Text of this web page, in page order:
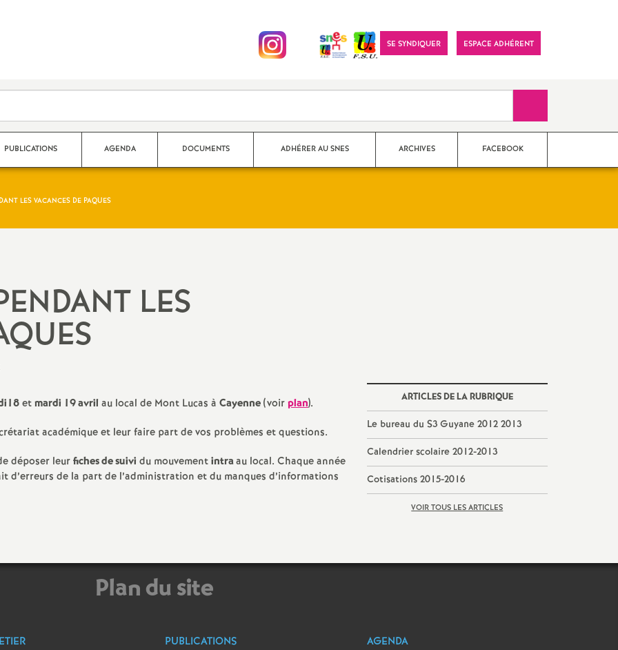
Visitez
notre
SE SYNDIQUER ESPACE ADHÉRENT
PUBLICATIONS AGENDA DOCUMENTS ADHÉRER AU SNES ARCHIVES
2012
2013
2014
FACEBOOK
LES VACANCES DE PAQUES
LES
etmardi 19 avrilau local de Mont Lucas à Cayenne(voirplan).
académique et leur faire part de vos problèmes et questions.
déposer leurfiches de suivi du mouvementintraau local. Chaque année
de la part de l’administration et du manques d’informations
ARTICLES DE LA RUBRIQUE
Le bureau du S3 Guyane 2012 2013
Calendrier scolaire 2012-2013
Cotisations 2015-2016
VOIR TOUS LES ARTICLES
Plan du site
PUBLICATIONS AGENDA